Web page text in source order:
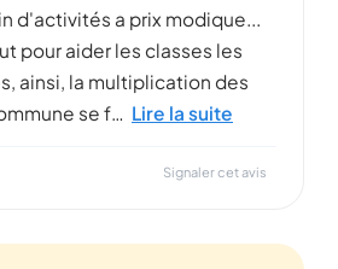
d'activités a prix modique...
pour aider les classes les
ainsi, la multiplication des
se f… Lire la suite
Signaler cet avis